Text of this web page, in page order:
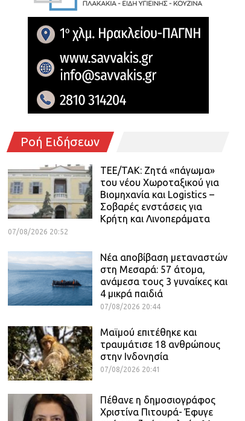
Ροή Ειδήσεων
ΤΕΕ/ΤΑΚ: Ζητά «πάγωμα»
του νέου Χωροταξικού για
Βιομηχανία και Logistics –
Σοβαρές ενστάσεις για
Κρήτη και Λινοπεράματα
07/08/2026 20:52
Νέα αποβίβαση μεταναστών
στη Μεσαρά: 57 άτομα,
ανάμεσα τους 3 γυναίκες και
4 μικρά παιδιά
07/08/2026 20:44
Μαϊμού επιτέθηκε και
τραυμάτισε 18 ανθρώπους
στην Ινδονησία
07/08/2026 20:41
Πέθανε η δημοσιογράφος
Χριστίνα Πιτουρά- Έφυγε